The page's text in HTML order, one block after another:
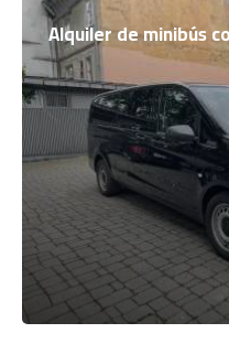
Alquiler de minibús